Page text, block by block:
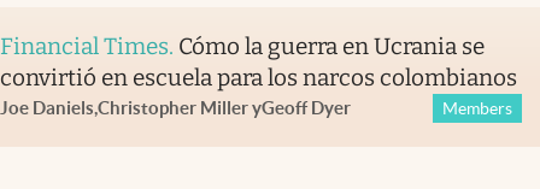
Financial Times. Cómo la guerra en Ucrania se
convirtió en escuela para los narcos colombianos
Joe Daniels,Christopher MilleryGeoff Dyer Members